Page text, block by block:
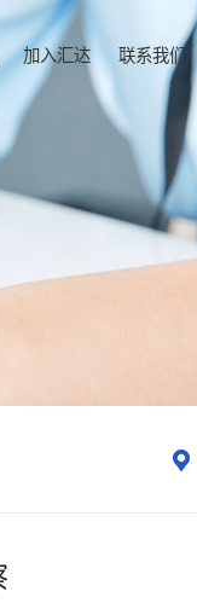
加入汇达 联系我们